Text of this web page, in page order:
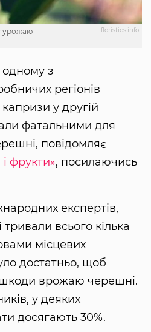
floristics.info
урожаю
з
регіонів
у другій
фатальними для
повідомляє
фрукти», посилаючись
експертів,
всього кілька
місцевих
достатньо, щоб
врожаю черешні.
у деяких
досягають 30%.